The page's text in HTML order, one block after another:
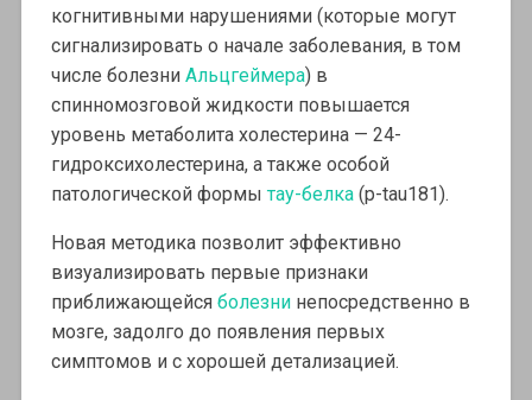
когнитивными нарушениями (которые могут
сигнализировать о начале заболевания, в том
числе болезни Альцгеймера) в
спинномозговой жидкости повышается
уровень метаболита холестерина — 24-
гидроксихолестерина, а также особой
патологической формы тау-белка(p-tau181).
Новая методика позволит эффективно
визуализировать первые признаки
приближающейся болезнинепосредственно в
мозге, задолго до появления первых
симптомов и с хорошей детализацией.